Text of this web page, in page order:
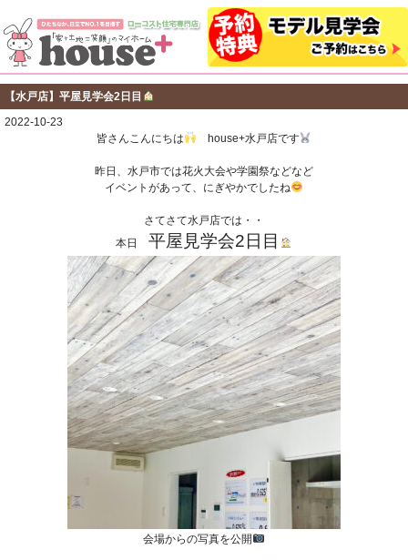
【水戸店】平屋見学会2日目
2022-10-23
皆さんこんにちは
house+水戸店です
昨日、水戸市では花火大会や学園祭などなど
イベントがあって、にぎやかでしたね
さてさて水戸店では・・
本日平屋見学会2日目
会場からの写真を公開